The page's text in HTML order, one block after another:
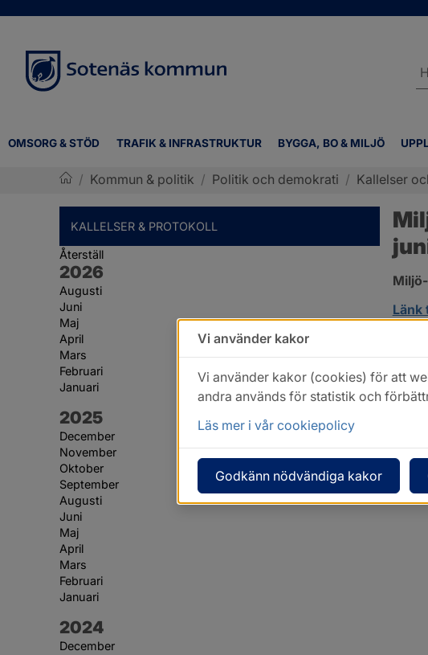
OMSORG & STÖD TRAFIK & INFRASTRUKTUR BYGGA, BO & MILJÖ
/ Kommun & politik / Politik och demokrati / Kallelser
KALLELSER & PROTOKOLL
Återställ
År:
2026
Augusti
Juni
Maj
April
Mars
Februari
Januari
År:
2025
December
November
Oktober
September
Augusti
Juni
Maj
April
Mars
Februari
Januari
År:
2024
December
Länk
Vi använder kakor
Vi använder kakor (cookies) för att
andra används för statistik och
Läs mer i vår cookiepolicy
Godkänn nödvändiga kakor